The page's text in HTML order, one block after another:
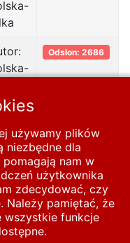
Odsłon: 2686
i tabele
używamy plików
niezbędne dla
nam w
użytkownika
zdecydować, czy
Należy pamiętać, że
wszystkie funkcje